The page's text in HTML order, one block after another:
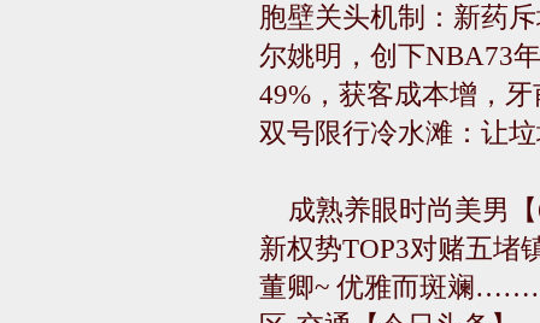
胞壁关头机制：新药
尔姚明，创下NBA73
49%，获客成本增，
双号限行冷水滩：让
成熟养眼时尚美男
新权势TOP3对赌五堵
董卿~ 优雅而斑斓